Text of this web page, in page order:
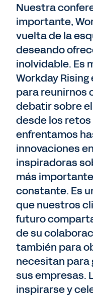
Nuestra
importante,
vuelta de la
deseando
inolvidable. Es
Workday
para reunirnos
debatir sobre
desde los retos
enfrentamos
innovaciones
inspiradoras
más
constante. Es
que nuestros
futuro
de su
también para
necesitan para
sus empresas.
inspirarse y